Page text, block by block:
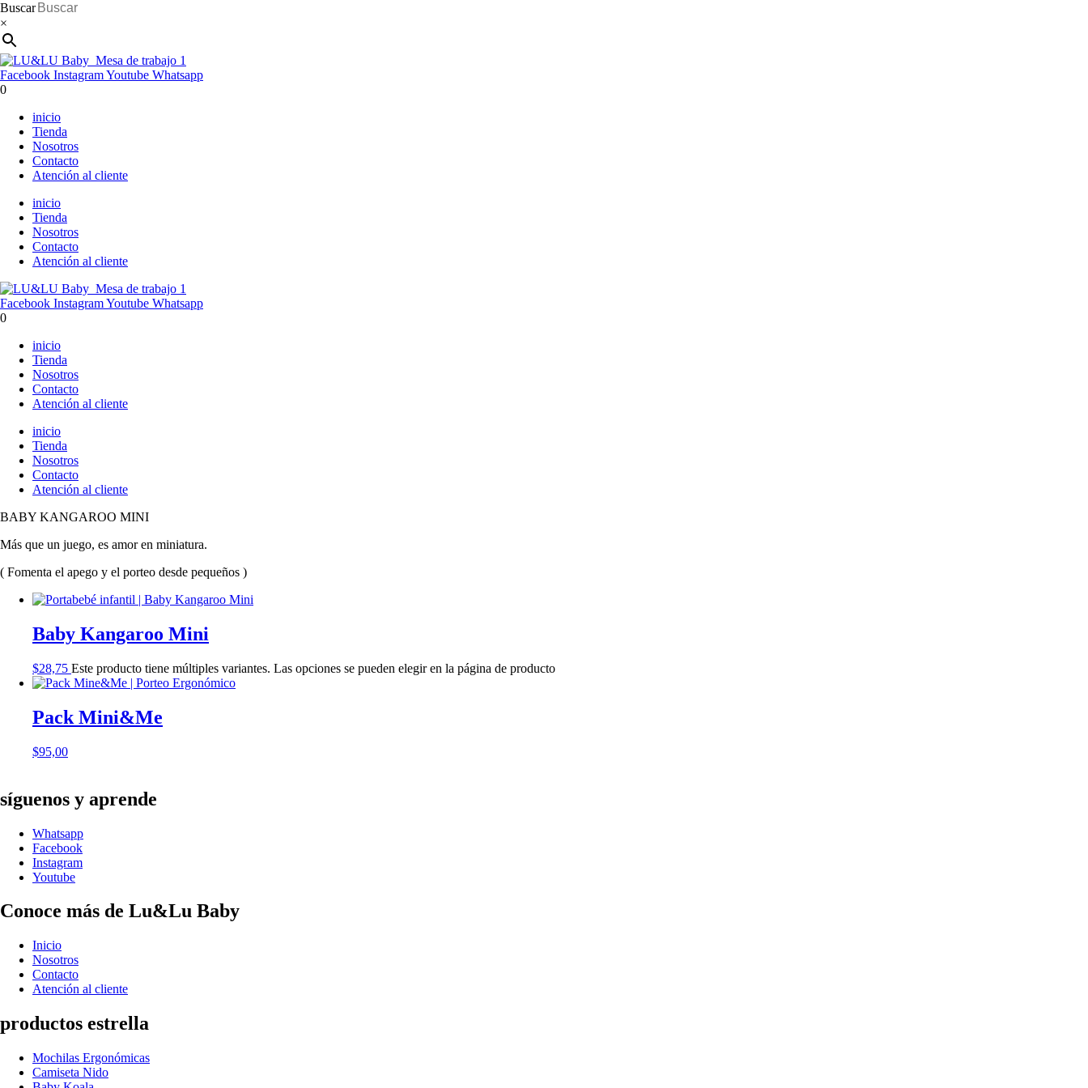
Buscar
×
Facebook InstagramYoutube Whatsapp
0
inicio
Tienda
Nosotros
Contacto
Atención al cliente
inicio
Tienda
Nosotros
Contacto
Atención al cliente
Facebook InstagramYoutube Whatsapp
0
inicio
Tienda
Nosotros
Contacto
Atención al cliente
inicio
Tienda
Nosotros
Contacto
Atención al cliente
BABY KANGAROO MINI
Más que un juego, es amor en miniatura.
( Fomenta el apego y el porteo desde pequeños )
Baby Kangaroo Mini
$28,75 Este producto tiene múltiples variantes. Las opciones se pueden elegir en la página de producto
Pack Mini&Me
$95,00
síguenos y aprende
Whatsapp
Facebook
Instagram
Youtube
Conoce más de Lu&Lu Baby
Inicio
Nosotros
Contacto
Atención al cliente
productos estrella
Mochilas Ergonómicas
Camiseta Nido